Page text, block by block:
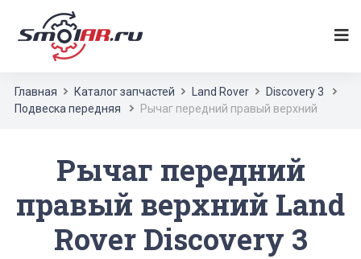
Главная Каталог запчастей Land Rover
Discovery 3
Подвеска передняя
Рычаг передний правый верхний
Рычаг передний
правый верхний Land
Rover Discovery 3